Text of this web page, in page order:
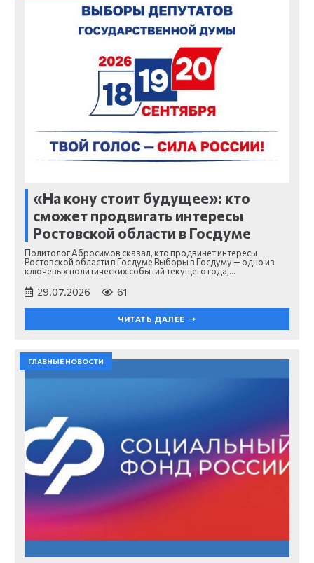
«На кону стоит будущее»: кто
сможет продвигать интересы
Ростовской области в Госдуме
Политолог Абросимов сказал, кто продвинет интересы
Ростовской области в Госдуме Выборы в Госдуму — одно из
ключевых политических событий текущего года,…
29.07.2026 61
ЧИТАТЬ ДАЛЕЕ
ГЛАВНЫЕ НОВОСТИ